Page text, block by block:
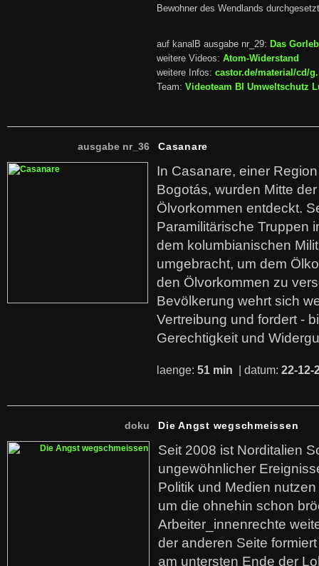
Bewohner des Wendlands
auf kanalB ausgabe nr_29: Das
weitere Videos: Atom-Widerstand
weitere Infos: castor.de/material/cd/
Team: Videoteam BI Umweltschutz
ausgabe nr_36 Casanare
In Casanare, einer
Bogotás, wurden Mitte
Ölvorkommen entdeckt.
Paramilitärische Truppen
dem kolumbianischen
umgebracht, um dem
den Ölvorkommen zu
Bevölkerung wehrt sich
Vertreibung und fordert -
Gerechtigkeit und
laenge: 51 min | datum: 22-12-
doku Die Angst wegschmeissen
Seit 2008 ist Norditalien
ungewöhnlicher
Politik und Medien
um die ohnehin schon
Arbeiter_innenrechte
der anderen Seite
am untersten Ende der